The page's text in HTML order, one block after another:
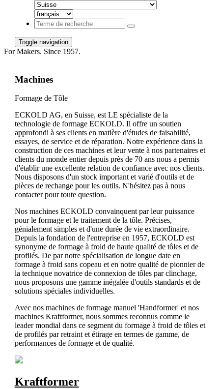
Toggle navigation
For Makers. Since 1957.
Machines
Formage de Tôle
ECKOLD AG, en Suisse, est LE spécialiste de la
technologie de formage ECKOLD. Il offre un soutien
approfondi à ses clients en matière d'études de faisabilité,
essayes, de service et de réparation. Notre expérience dans la
construction de ces machines et leur vente à nos partenaires et
clients du monde entier depuis près de 70 ans nous a permis
d'établir une excellente relation de confiance avec nos clients.
Nous disposons d'un stock important et varié d'outils et de
pièces de rechange pour les outils. N'hésitez pas à nous
contacter pour toute question.
Nos machines ECKOLD convainquent par leur puissance
pour le formage et le traitement de la tôle. Précises,
génialement simples et d'une durée de vie extraordinaire.
Depuis la fondation de l'entreprise en 1957, ECKOLD est
synonyme de formage à froid de haute qualité de tôles et de
profilés. De par notre spécialisation de longue date en
formage à froid sans copeau et en notre qualité de pionnier de
la technique novatrice de connexion de tôles par clinchage,
nous proposons une gamme inégalée d'outils standards et de
solutions spéciales individuelles.
Avec nos machines de formage manuel 'Handformer' et nos
machines Kraftformer, nous sommes reconnus comme le
leader mondial dans ce segment du formage à froid de tôles et
de profilés par retraint et étirage en termes de gamme, de
performances de formage et de qualité.
Kraftformer